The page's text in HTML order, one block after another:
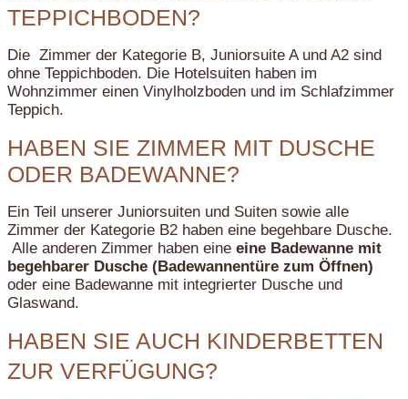
TEPPICHBODEN?
Die Zimmer der Kategorie B, Juniorsuite A und A2 sind
ohne Teppichboden. Die Hotelsuiten haben im
Wohnzimmer einen Vinylholzboden und im Schlafzimmer
Teppich.
HABEN SIE ZIMMER MIT DUSCHE
ODER BADEWANNE?
Ein Teil unserer Juniorsuiten und Suiten sowie alle
Zimmer der Kategorie B2 haben eine begehbare Dusche.
Alle anderen Zimmer haben eine eine Badewanne mit
begehbarer Dusche (Badewannentüre zum Öffnen)
oder eine Badewanne mit integrierter Dusche und
Glaswand.
HABEN SIE AUCH KINDERBETTEN
ZUR VERFÜGUNG?